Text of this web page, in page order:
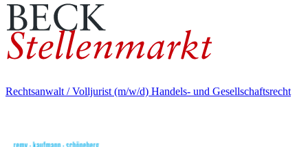
Rechtsanwalt / Volljurist (m/w/d) Handels- und Gesellschaftsrecht